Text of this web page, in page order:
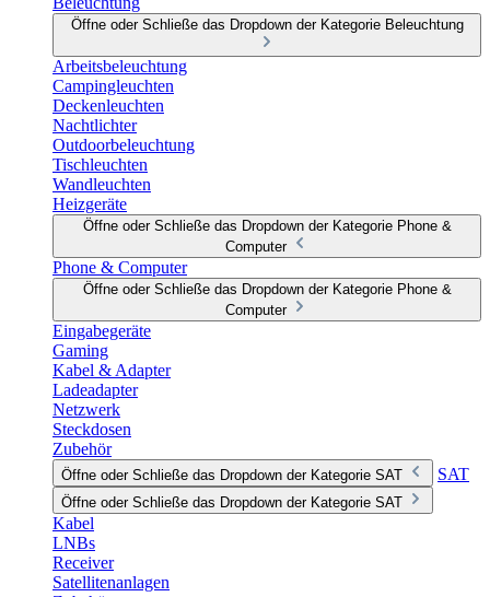
Öffne oder Schließe das Dropdown der Kategorie Beleuchtung
Arbeitsbeleuchtung
Campingleuchten
Deckenleuchten
Nachtlichter
Outdoorbeleuchtung
Tischleuchten
Wandleuchten
Heizgeräte
Öffne oder Schließe das Dropdown der Kategorie Phone &
Computer
Phone & Computer
Öffne oder Schließe das Dropdown der Kategorie Phone &
Computer
Eingabegeräte
Gaming
Kabel & Adapter
Ladeadapter
Netzwerk
Steckdosen
Zubehör
Öffne oder Schließe das Dropdown der Kategorie SAT SAT
Öffne oder Schließe das Dropdown der Kategorie SAT
Kabel
LNBs
Receiver
Satellitenanlagen